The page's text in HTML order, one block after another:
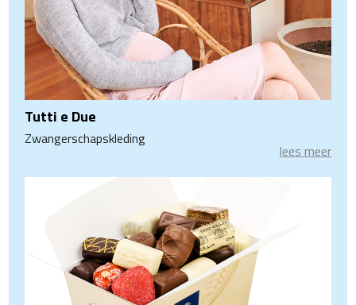
Tutti e Due
Zwangerschapskleding
lees meer